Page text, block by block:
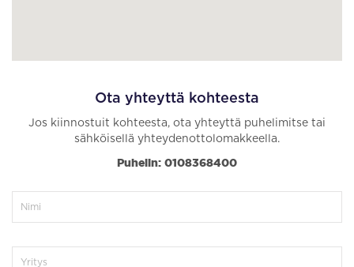
Ota yhteyttä kohteesta
Jos kiinnostuit kohteesta, ota yhteyttä puhelimitse tai
sähköisellä yhteydenottolomakkeella.
Puhelin: 0108368400